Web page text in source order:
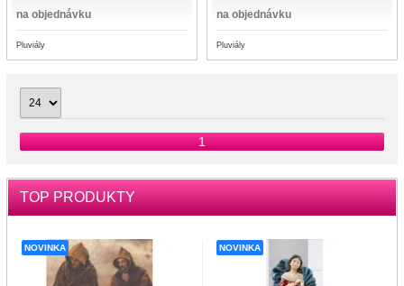
na objednávku
Pluviály
na objednávku
Pluviály
1
TOP PRODUKTY
NOVINKA NOVINKA